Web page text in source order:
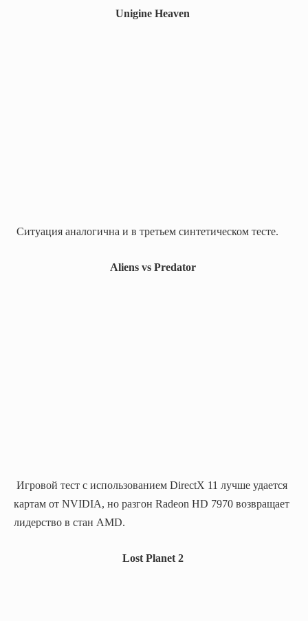
Unigine Heaven
Ситуация аналогична и в третьем синтетическом тесте.
Aliens vs Predator
Игровой тест с использованием DirectX 11 лучше удается
картам от NVIDIA, но разгон Radeon HD 7970 возвращает
лидерство в стан AMD.
Lost Planet 2